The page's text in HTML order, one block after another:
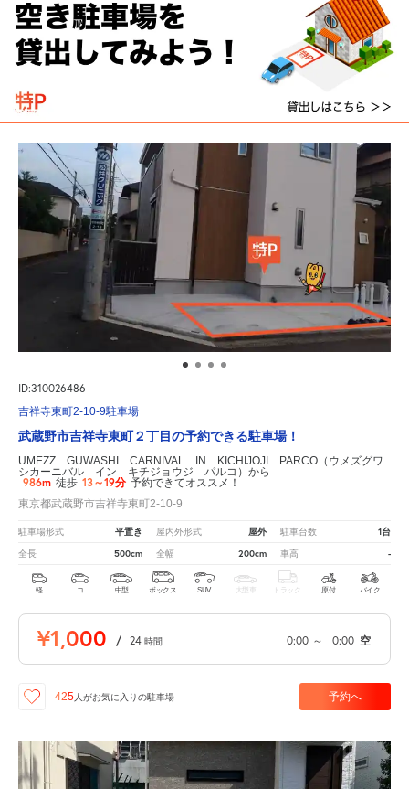
ID:310026486
吉祥寺東町2-10-9駐車場
武蔵野市吉祥寺東町２丁目の予約できる駐車場！
UMEZZ GUWASHI CARNIVAL IN KICHIJOJI PARCO（ウメズグワ
シカーニバル イン キチジョウジ パルコ）から
986m 徒歩 13～19分 予約できてオススメ！
東京都武蔵野市吉祥寺東町2-10-9
駐車場形式 平置き 屋内外形式 屋外 駐車台数 1台
全長 500cm 全幅 200cm 車高 -
軽 コ 中型 ボックス SUV 大型車 トラック 原付 バイク
¥1,000 / 24 時間 0:00 ～ 0:00 空
425人がお気に入りの駐車場 予約へ